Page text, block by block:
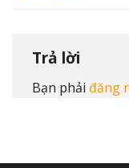
Trả lời
Bạn phải đăng